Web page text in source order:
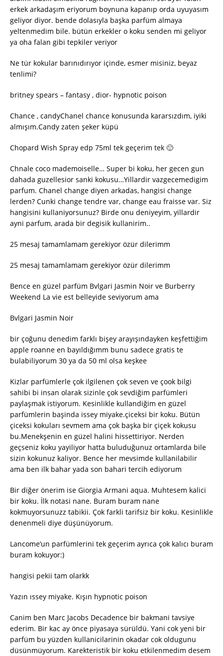
erkek arkadaşım eriyorum boynuna kapanıp orda uyuyasım
geliyor diyor. bende dolasıyla başka parfüm almaya
yeltenmedim bile. bütün erkekler o koku senden mi geliyor
ya oha falan gibi tepkiler veriyor
Ne tür kokular barınıdırıyor içinde, esmer misiniz, beyaz
tenlimi?
britney spears – fantasy , dior- hypnotic poison
Chance , candyChanel chance konusunda kararsızdım, iyiki
almışım.Candy zaten şeker küpü
Chopard Wish Spray edp 75ml tek geçerim tek 🙂
Chnale coco mademoiselle… Super bi koku, her gecen gun
dahada guzellesior sanki kokusu…Yillardir vazgecemedigim
parfum. Chanel change diyen arkadas, hangisi change
lerden? Cunki change tendre var, change eau fraisse var. Siz
hangisini kullaniyorsunuz? Birde onu deniyeyim, yillardir
ayni parfum, arada bir degisik kullanirim..
25 mesaj tamamlamam gerekiyor özür dilerimm
25 mesaj tamamlamam gerekiyor özür dilerimm
Bence en güzel parfüm Bvlgari Jasmin Noir ve Burberry
Weekend La vie est belleyide seviyorum ama
Bvlgari Jasmin Noir
bir çoğunu denedim farklı bişey arayışındayken keşfettiğim
apple roanne en bayıldığımm bunu sadece gratis te
bulabiliyorum 30 ya da 50 ml olsa keşkee
Kizlar parfümlerle çok ilgilenen çok seven ve çook bilgi
sahibi bi insan olarak sizinle çok sevdiğim parfümleri
paylaşmak istiyorum. Kesinlikle kullandiğim en güzel
parfümlerin başinda issey miyake.çiceksi bir koku. Bütün
çiceksi kokuları sevmem ama çok başka bir çiçek kokusu
bu.Menekşenin en güzel halini hissettiriyor. Nerden
geçseniz koku yayiliyor hatta buluduğunuz ortamlarda bile
sizin kokunuz kaliyor. Bence her mevsimde kullanilabilir
ama ben ilk bahar yada son bahari tercih ediyorum
Bir diğer önerim ise Giorgia Armani aqua. Muhtesem kalici
bir koku. İlk notasi nane. Buram buram nane
kokmuyorsunuzz tabikii. Çok farkli tarifsiz bir koku. Kesinlikle
denenmeli diye düşünüyorum.
Lancome’un parfümlerini tek geçerim ayrıca çok kalıcı buram
buram kokuyor:)
hangisi pekii tam olarkk
Yazın ıssey miyake. Kışın hypnotic poison
Canim ben Marc Jacobs Decadence bir bakmani tavsiye
ederim. Bir kac ay önce piyasaya sürüldü. Yani cok yeni bir
parfüm bu yüzden kullanicilarinin okadar cok oldugunu
düsünmüyorum. Karekteristik bir koku etkilenmedim desem